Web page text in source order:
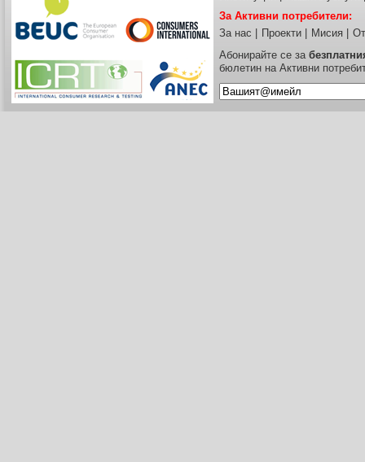
За Активни потребители:
За нас
Проекти Мисия
Абонирайте се за
бюлетин на Активни